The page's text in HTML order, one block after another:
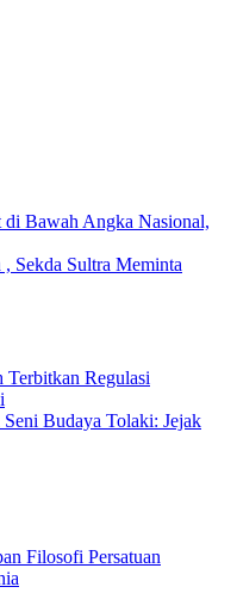
Bawah Angka Nasional,
Sekda Sultra Meminta
Regulasi
Budaya Tolaki: Jejak
Filosofi Persatuan